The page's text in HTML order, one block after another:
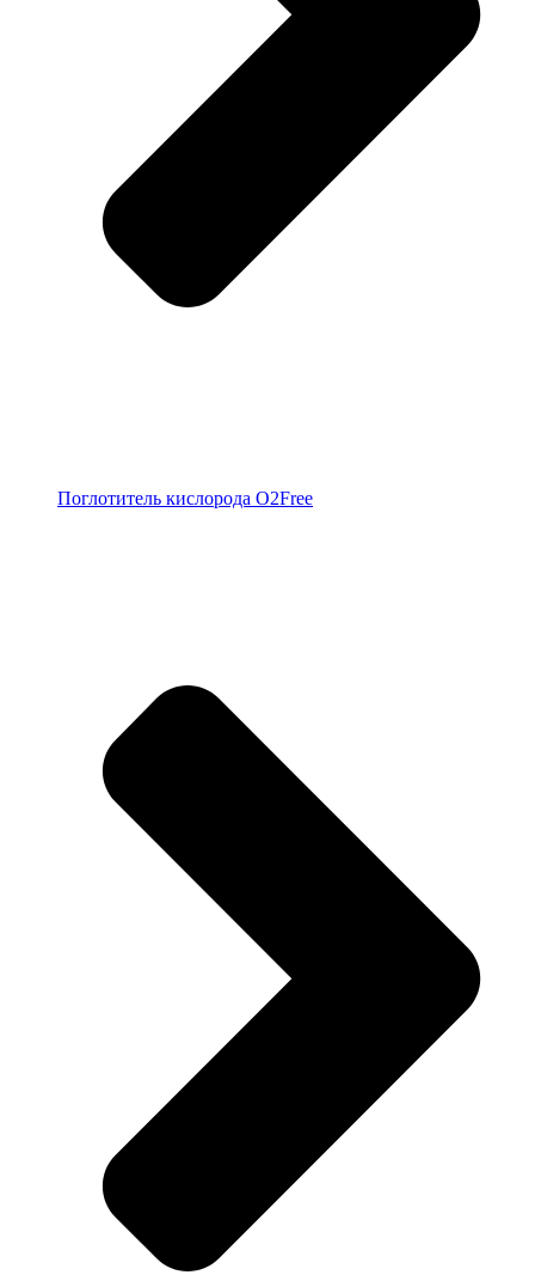
Поглотитель кислорода O2Free